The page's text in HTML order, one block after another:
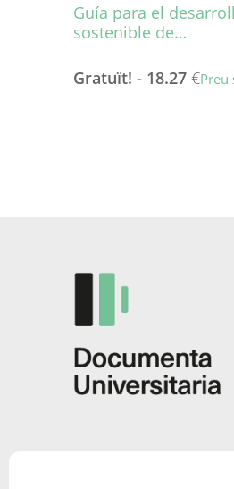
Guía para el
sostenible de…
Gratuït! - 18.27 €Preu
del
producte